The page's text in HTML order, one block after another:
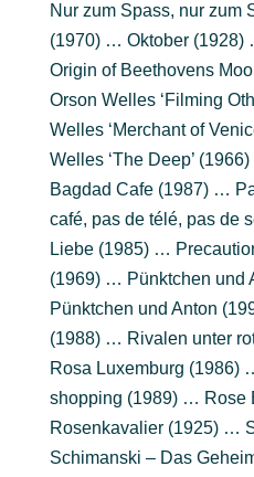
Nur zum Spass, nur zum
(1970) … Oktober
Origin of Beethovens
Orson Welles ‘Filming
Welles ‘Merchant of
Welles ‘The Deep’
Bagdad Cafe (1987) …
café, pas de télé, pas de
Liebe (1985) …
(1969) … Pünktchen und
Pünktchen und Anton
(1988) … Rivalen unter
Rosa Luxemburg (1986)
shopping (1989) … Rose
Rosenkavalier (1925) …
Schimanski – Das